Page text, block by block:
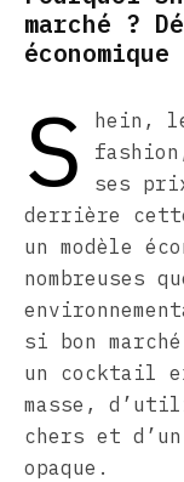
marché ?
S
hein,
ses
derrière
un modèle
nombreuses
si bon
un cocktail
masse,
chers et
opaque.